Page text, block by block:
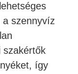
a szennyvíz
szakértők
így